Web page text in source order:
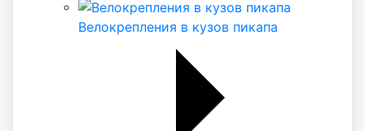
Велокрепления в кузов пикапа